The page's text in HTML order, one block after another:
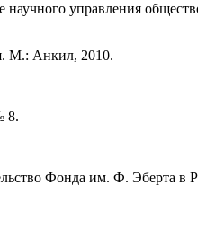
управления
М.: Анкил, 2010.
8.
Фонда им. Ф. Эберта в